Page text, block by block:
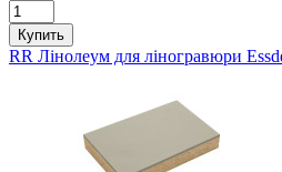
Купить
RR Лінолеум для ліногравюри